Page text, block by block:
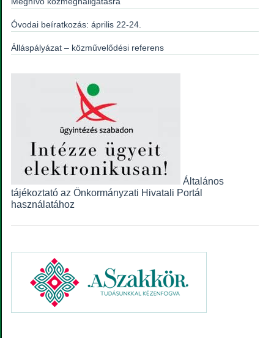
Óvodai beíratkozás: április 22-24.
Álláspályázat – közművelődési referens
Általános
tájékoztató az Önkormányzati Hivatali Portál
használatához